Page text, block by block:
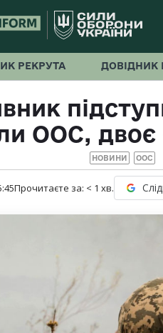
РЕКРУТА ДОВІДНИК
ООС, двоє
НОВИНИ ООС
Прочитаєте за: < 1 хв.